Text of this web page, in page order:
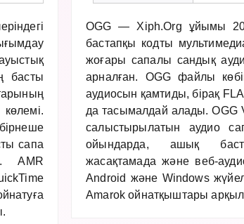
басты
сапа
AMR
OGG — Xiph.Org ұйымы
бастапқы кодты
жоғары сапалы сандық
арналған. OGG файлы
аудиосын қамтиды, бірақ
да тасымалдай алады. OGG
салыстырылатын аудио
ойындарда, ашық
жасақтамада және веб-
Android және Windows
Amarok ойнатқыштары